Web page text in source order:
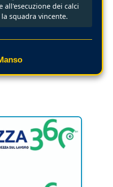
all'esecuzione dei calci
squadra vincente.